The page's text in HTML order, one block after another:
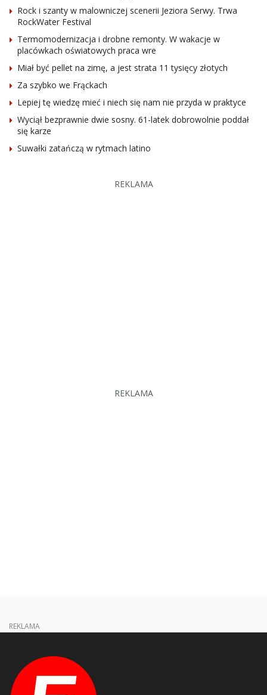
Rock i szanty w malowniczej scenerii Jeziora Serwy. Trwa
RockWater Festival
Termomodernizacja i drobne remonty. W wakacje w
placówkach oświatowych praca wre
Miał być pellet na zimę, a jest strata 11 tysięcy złotych
Za szybko we Frąckach
Lepiej tę wiedzę mieć i niech się nam nie przyda w praktyce
Wyciął bezprawnie dwie sosny. 61-latek dobrowolnie poddał
się karze
Suwałki zatańczą w rytmach latino
REKLAMA
REKLAMA
REKLAMA